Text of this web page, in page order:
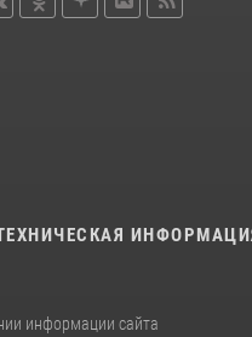
информации сайта